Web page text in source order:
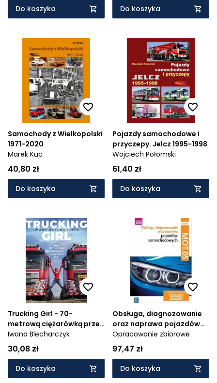
Do koszyka Do koszyka
Samochody z Wielkopolski
1971-2020
Marek Kuc
40,80 zł
Do koszyka
Pojazdy samochodowe i
przyczepy. Jelcz 1995-1998
Wojciech Połomski
61,40 zł
Do koszyka
Trucking Girl - 70-
metrową ciężarówką przez
świat
Iwona Blecharczyk
30,08 zł
Do koszyka
Obsługa, diagnozowanie
oraz naprawa pojazdów
samochodowych.
Kwalifikacja MOT.05.
Podręcznik do nauki
zawodów mechanik
pojazdów
Opracowanie zbiorowe
97,47 zł
Do koszyka